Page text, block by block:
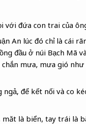
với đứa con trai của
An lúc đó chỉ là cái
đầu ở núi Bạch Mã
mưa, mưa gió
để kết nối và co
là biển, tay trái là